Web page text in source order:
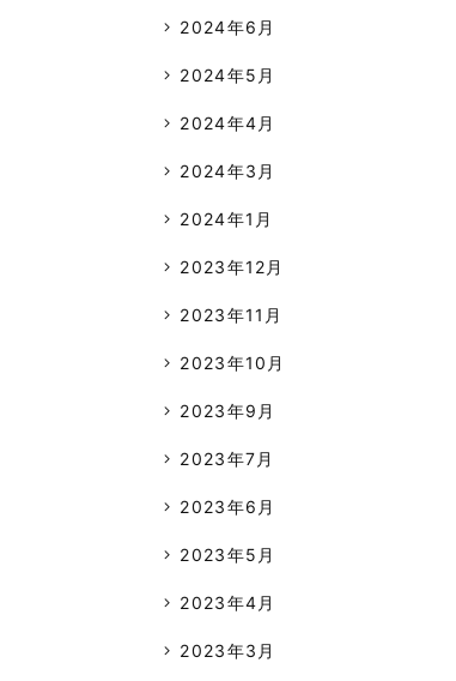
2024年6月
2024年5月
2024年4月
2024年3月
2024年1月
2023年12月
2023年11月
2023年10月
2023年9月
2023年7月
2023年6月
2023年5月
2023年4月
2023年3月